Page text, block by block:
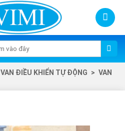
VAN ĐIỀU KHIỂN TỰ ĐỘNG > VAN